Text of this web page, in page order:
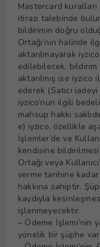
Mastercard
itirazı talebinde
bildirimin doğru
Ortağı’nın halinde
aktarılmayarak
edilebilecek, bildirim
aktarılmış ise iyzico
ederek (Satıcı
iyzico’nun ilgili
mahsup hakkı
e) iyzico, özellikle
İşlemler’de ve
kendisine
Ortağı veya
verme tarihine kadar
hakkına sahiptir.
kaydıyla
işlenmeyecektir.
– Ödeme İşlemi’nin
yönelik bir şüphe